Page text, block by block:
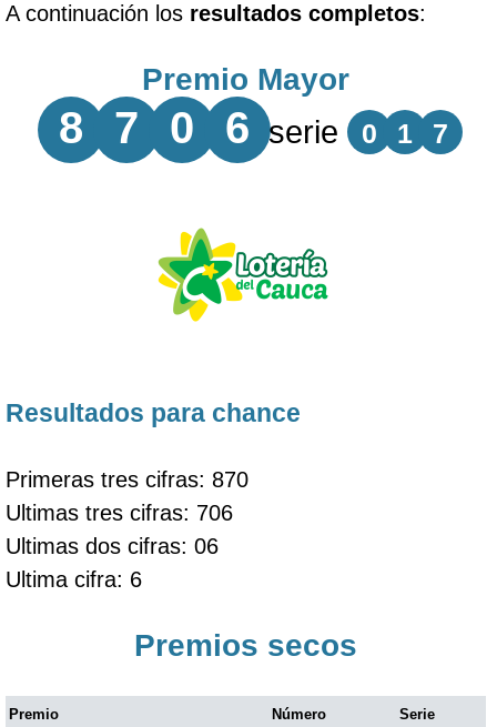
A continuación los resultados completos:
Premio Mayor
8 7 0 6 serie 0 1 7
Resultados para chance
Primeras tres cifras: 870
Ultimas tres cifras: 706
Ultimas dos cifras: 06
Ultima cifra: 6
Premios secos
Premio Número Serie